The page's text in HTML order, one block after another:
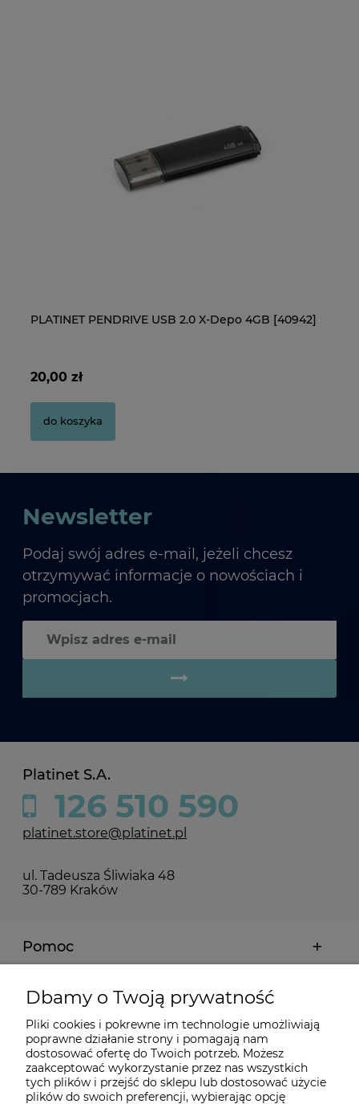
PLATINET PENDRIVE USB 2.0 X-Depo 4GB [40942]
20,00 zł
do koszyka
Pudełko na płyty CD/DVD
2,80 zł
do koszyka
Newsletter
Podaj swój adres e-mail, jeżeli chcesz
otrzymywać informacje o nowościach i
promocjach.
Platinet S.A.
126 510 590
platinet.store@platinet.pl
ul. Tadeusza Śliwiaka 48
30-789 Kraków
Pomoc
Moje konto
Płatności i dostawa
Informacje
Dbamy o Twoją prywatność
Pliki cookies i pokrewne im technologie umożliwiają
poprawne działanie strony i pomagają nam
dostosować ofertę do Twoich potrzeb. Możesz
zaakceptować wykorzystanie przez nas wszystkich
tych plików i przejść do sklepu lub dostosować użycie
plików do swoich preferencji, wybierając opcję